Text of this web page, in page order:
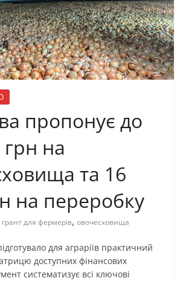
пропонує до
на
та 16
на переробку
грант для фермерів, овочесховища
для аграріїв практичний
доступних фінансових
систематизує всі ключові